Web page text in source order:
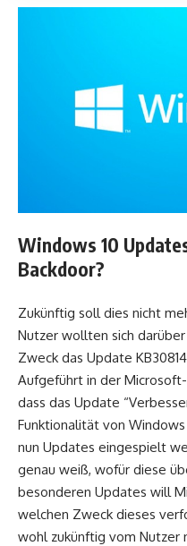
Windows 10
Backdoor?
Zukünftig soll dies nicht
Nutzer wollten sich
Zweck das Update
Aufgeführt in der
dass das Update
Funktionalität von
nun Updates eingespielt
genau weiß, wofür diese
besonderen Updates will
welchen Zweck dieses
wohl zukünftig vom